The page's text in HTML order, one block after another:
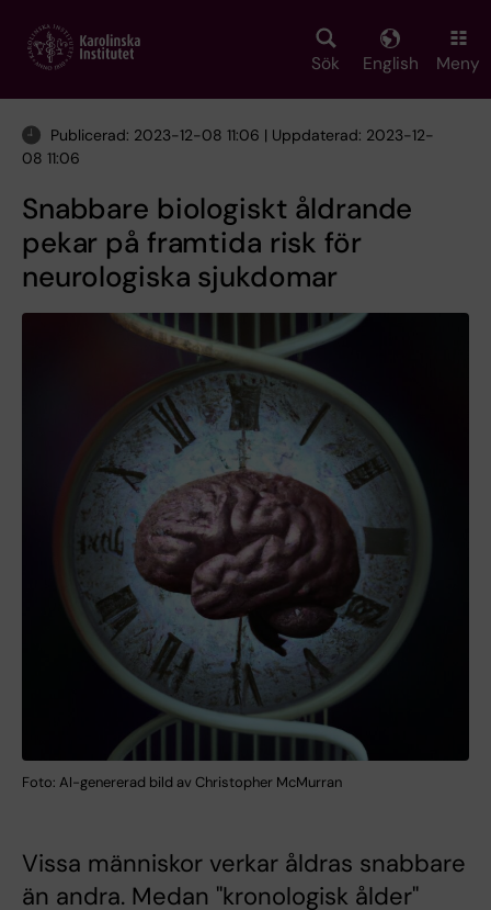
main
Sök English Meny
Publicerad: 2023-12-08 11:06 | Uppdaterad: 2023-12-
08 11:06
Snabbare biologiskt åldrande
pekar på framtida risk för
neurologiska sjukdomar
Foto: AI-genererad bild av Christopher McMurran
Vissa människor verkar åldras snabbare
än andra. Medan "kronologisk ålder"